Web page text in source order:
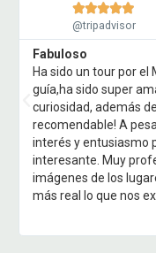

@tripadvisor
Fabuloso
Ha sido un tour por el
guía,ha sido super
curiosidad, además
recomendable! A
interés y entusiasmo
interesante. Muy
imágenes de los
más real lo que nos